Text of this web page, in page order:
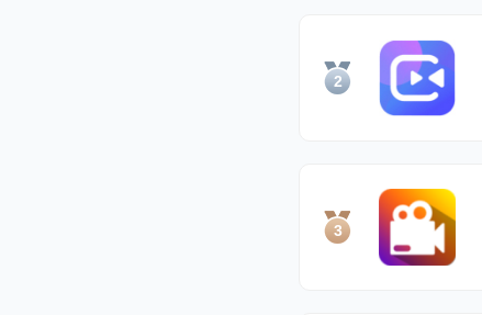
2
3